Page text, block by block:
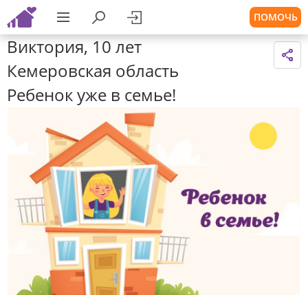
ПОМОЧЬ
Виктория, 10 лет
Кемеровская область
Ребенок уже в семье!